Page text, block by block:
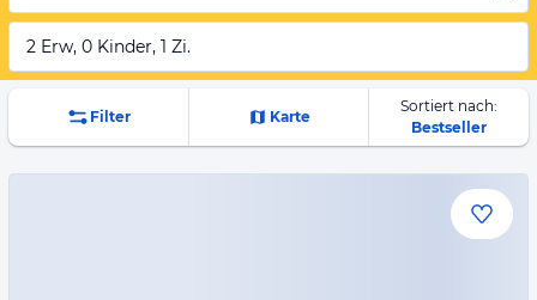
2 Erw, 0 Kinder, 1 Zi.
Filter Karte
Sortiert nach:
Bestseller